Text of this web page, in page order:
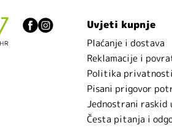
Uvjeti kupnje
Plaćanje i dostava
Reklamacije i
Politika privatnosti
Pisani prigovor
Jednostrani raskid
Česta pitanja i